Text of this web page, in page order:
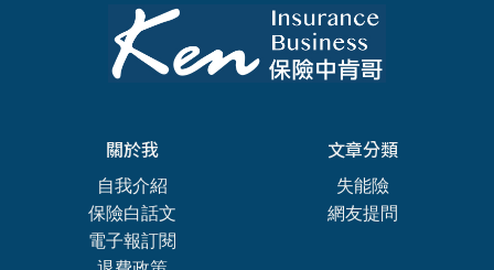
關於我
自我介紹
保險白話文
電子報訂閱
文章分類
失能險
網友提問